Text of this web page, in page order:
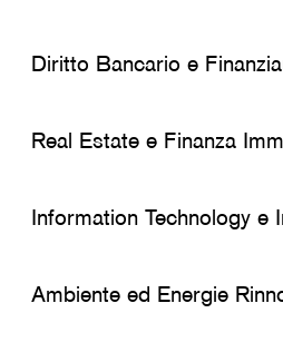
Diritto Bancario e
Real Estate e Finanza
Information Technology e
Ambiente ed Energie